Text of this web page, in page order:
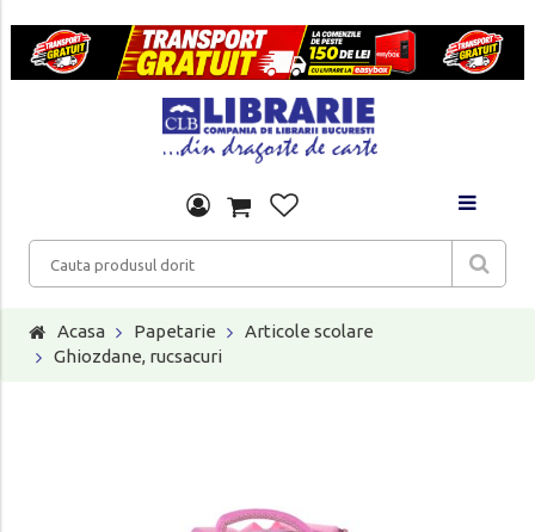
Acasa Papetarie
Articole scolare
Ghiozdane, rucsacuri